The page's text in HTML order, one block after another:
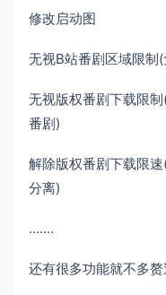
修改启动图
无视B站番剧区域限制
无视版权番剧下载限
番剧)
解除版权番剧下载限
分离)
…….
还有很多功能就不多赘